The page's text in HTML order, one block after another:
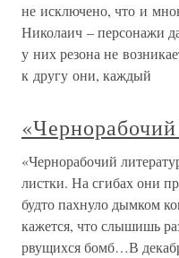
не исключено, что и
Николаич – персонажи
у них резона не
к другу они, каждый
«Чернорабочий
листки. На сгибах они
будто пахнуло дымком
кажется, что слышишь
рвущихся бомб…В